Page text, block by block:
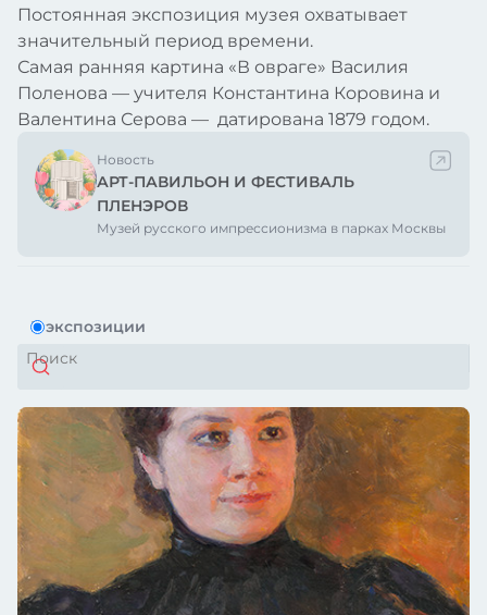
Постоянная экспозиция музея охватывает
значительный период времени.
Самая ранняя картина «В овраге» Василия
Поленова — учителя Константина Коровина и
Валентина Серова — датирована 1879 годом.
Новость
АРТ-ПАВИЛЬОН И ФЕСТИВАЛЬ
ПЛЕНЭРОВ
Музей русского импрессионизма в парках Москвы
В экспозиции